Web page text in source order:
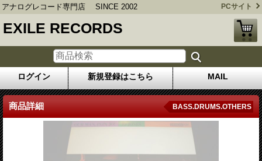
アナログレコード専門店 SINCE 2002 PCサイト
EXILE RECORDS
ログイン 新規登録はこちら MAIL
商品詳細 BASS.DRUMS.OTHERS